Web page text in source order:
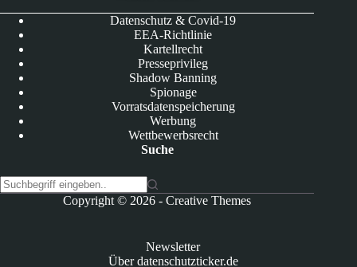
Datenschutz & Covid-19
EEA-Richtlinie
Kartellrecht
Presseprivileg
Shadow Banning
Spionage
Vorratsdatenspeicherung
Werbung
Wettbewerbsrecht
Suche
Copyright © 2026 -Creative Themes
Newsletter
Über datenschutzticker.de